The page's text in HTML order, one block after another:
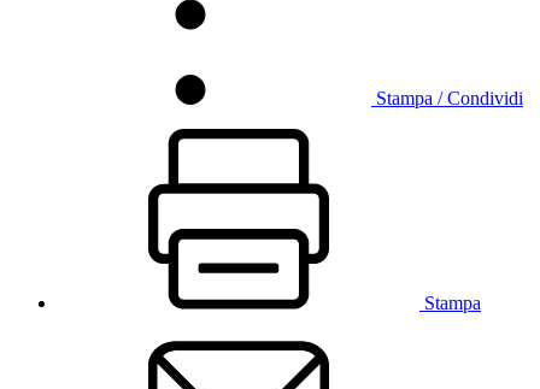
Stampa / Condividi
Stampa